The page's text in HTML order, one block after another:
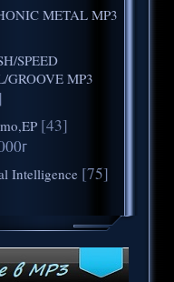
METAL MP3
SPEED
GROOVE MP3
[43]
Intelligence [75]